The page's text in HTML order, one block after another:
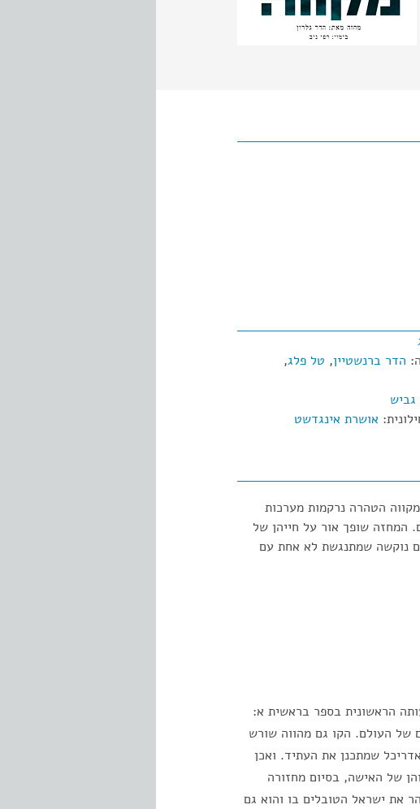
הדר ברנשטיין, טל פלג,
גביש
אושרת אינגדשט
הטהרה נרקמות מערכות
המחזה שופך אור על חייהן של
נוקשה שמתנגשת לא אחת עם
הראשונית בספר בראשית א:
של העולם. הקו גם מהווה שורש
שמתכנן את העתיד. ואכן
של האישה, בסיום מחזורה
את ישראל הטובלים בו והוא גם